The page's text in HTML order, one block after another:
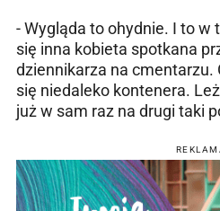
- Wygląda to ohydnie. I to w
się inna kobieta spotkana
dziennikarza na cmentarzu.
się niedaleko kontenera.
już w sam raz na drugi taki